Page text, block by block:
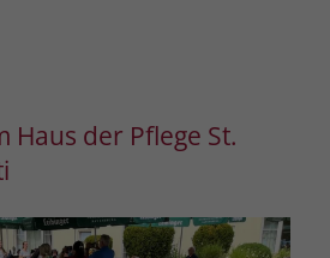
Haus der Pflege St.